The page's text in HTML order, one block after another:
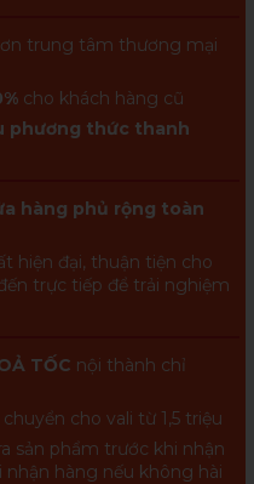
trung tâm thương mại
cho khách hàng cũ
phương thức thanh
hàng phủ rộng toàn
hiện đại, thuận tiện cho
trực tiếp để trải nghiệm
TỐC nội thành chỉ
cho vali từ 1,5 triệu
sản phẩm trước khi nhận
nhận hàng nếu không hài